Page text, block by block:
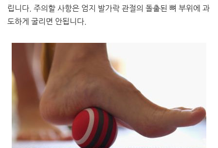
립니다. 주의할 사항은 엄지 발가락 관절의 돌출된 뼈 부위에 과
도하게 굴리면 안됩니다.